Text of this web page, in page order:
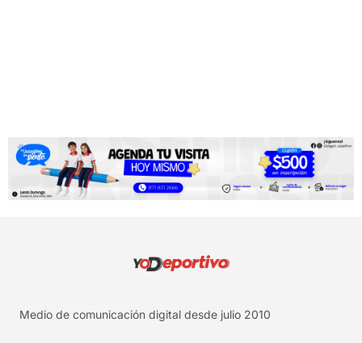
Medio de comunicación digital desde julio 2010